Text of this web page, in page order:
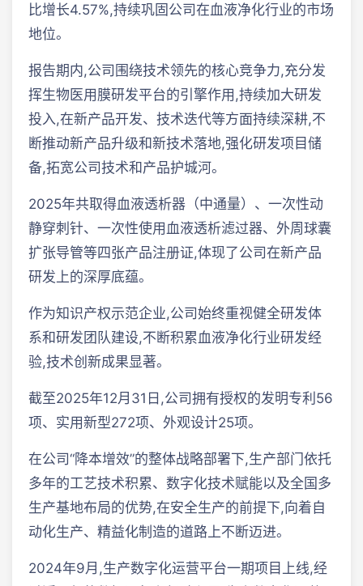
比增长4.57%,持续巩固公司在血液净化行业的市场
地位。
报告期内,公司围绕技术领先的核心竞争力,充分发
挥生物医用膜研发平台的引擎作用,持续加大研发
投入,在新产品开发、技术迭代等方面持续深耕,不
断推动新产品升级和新技术落地,强化研发项目储
备,拓宽公司技术和产品护城河。
2025年共取得血液透析器（中通量）、一次性动
静穿刺针、一次性使用血液透析滤过器、外周球囊
扩张导管等四张产品注册证,体现了公司在新产品
研发上的深厚底蕴。
作为知识产权示范企业,公司始终重视健全研发体
系和研发团队建设,不断积累血液净化行业研发经
验,技术创新成果显著。
截至2025年12月31日,公司拥有授权的发明专利56
项、实用新型272项、外观设计25项。
在公司“降本增效”的整体战略部署下,生产部门依托
多年的工艺技术积累、数字化技术赋能以及全国多
生产基地布局的优势,在安全生产的前提下,向着自
动化生产、精益化制造的道路上不断迈进。
2024年9月,生产数字化运营平台一期项目上线,经